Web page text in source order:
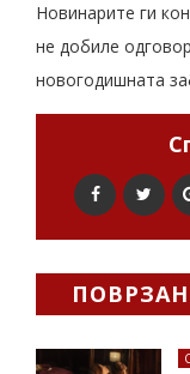
Новинарите ги
не добиле
новогодишната